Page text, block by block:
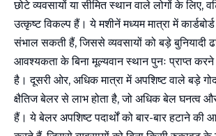
छोटे व्यवसायों या सीमित स्थान वाले लोगों के लिए,
उत्कृष्ट विकल्प हैं। ये मशीनें मध्यम मात्रा में
संभाल सकती हैं, जिससे व्यवसायों को बड़े बुनियादी
आवश्यकता के बिना मूल्यवान स्थान पुनः प्राप्त
है। दूसरी ओर, अधिक मात्रा में अपशिष्ट वाले बड़े
क्षैतिज बेलर से लाभ होता है, जो अधिक बेल घनत्व
हैं। ये बेलर अपशिष्ट पदार्थों को बार-बार हटाने